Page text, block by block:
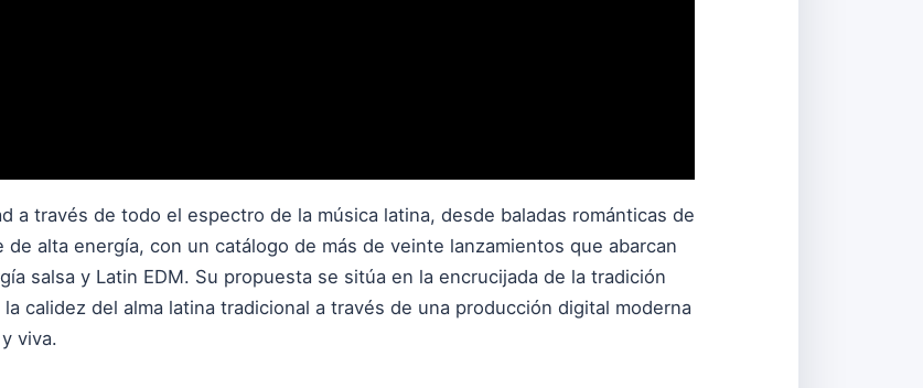
a través de todo el espectro de la música latina, desde baladas románticas de
alta energía, con un catálogo de más de veinte lanzamientos que abarcan
salsa y Latin EDM. Su propuesta se sitúa en la encrucijada de la tradición
calidez del alma latina tradicional a través de una producción digital moderna
viva.